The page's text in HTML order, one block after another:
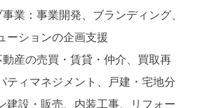
：事業開発、ブランディング、
ーションの企画支援
産の売買・賃貸・仲介、買取再
ティマネジメント、戸建・宅地分
建設・販売、内装工事、リフォー